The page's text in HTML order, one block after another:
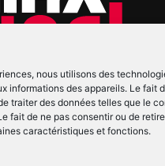
nous utilisons des
informations des appareils. Le fait
traiter des données telles que le
fait de ne pas consentir ou de
caractéristiques et fonctions.